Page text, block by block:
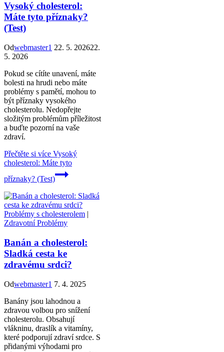
Vysoký cholesterol:
Máte tyto příznaky?
(Test)
Odwebmaster1 22. 5. 202622.
5. 2026
Pokud se cítíte unavení, máte
bolesti na hrudi nebo máte
problémy s pamětí, mohou to
být příznaky vysokého
cholesterolu. Nedopřejte
složitým problémům příležitost
a buďte pozorní na vaše
zdraví.
Přečtěte si více Vysoký
cholesterol: Máte tyto
příznaky? (Test)
Problémy s cholesterolem |
Zdravotní Problémy
Banán a cholesterol:
Sladká cesta ke
zdravému srdci?
Odwebmaster1 7. 4. 2025
Banány jsou lahodnou a
zdravou volbou pro snížení
cholesterolu. Obsahují
vlákninu, draslík a vitamíny,
které podporují zdraví srdce. S
přidanými výhodami pro